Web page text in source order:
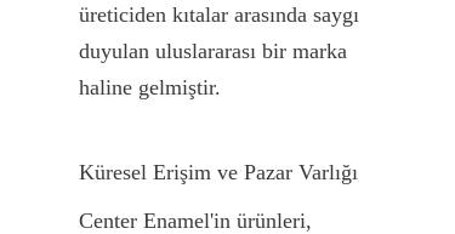
üreticiden kıtalar arasında saygı
duyulan uluslararası bir marka
haline gelmiştir.
Küresel Erişim ve Pazar Varlığı
Center Enamel'in ürünleri,